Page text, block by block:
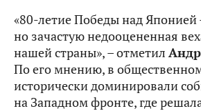
«80-летие Победы над Японией
но зачастую недооцененная
нашей страны», – отметил
По его мнению, в
исторически доминировали
на Западном фронте, где